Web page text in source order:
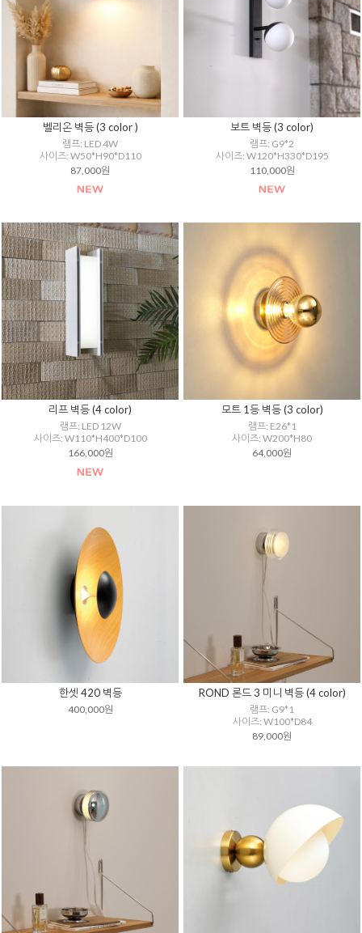
벨리온 벽등 (3 color )
램프: LED 4W
사이즈: W50*H90*D110
87,000원
보트 벽등 (3 color)
램프: G9*2
사이즈: W120*H330*D195
110,000원
리프 벽등 (4 color)
램프: LED 12W
사이즈: W110*H400*D100
166,000원
모트 1등 벽등 (3 color)
램프: E26*1
사이즈: W200*H80
64,000원
한셋 420 벽등
400,000원
ROND 론드 3 미니 벽등 (4 color)
램프: G9*1
사이즈: W100*D84
89,000원